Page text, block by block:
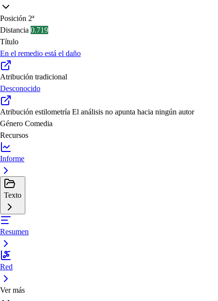
Posición 2ª
Distancia 0.719
Título
En el remedio está el daño
Atribución tradicional
Desconocido
Atribución estilometría El análisis no apunta hacia ningún autor
Género Comedia
Recursos
Informe
Texto
Resumen
Red
Ver más